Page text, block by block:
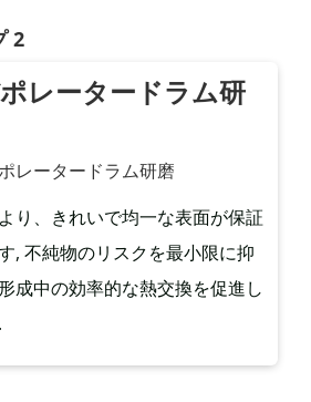
2
レータードラム研
り、きれいで均一な表面が保証
, 不純物のリスクを最小限に抑
成中の効率的な熱交換を促進し